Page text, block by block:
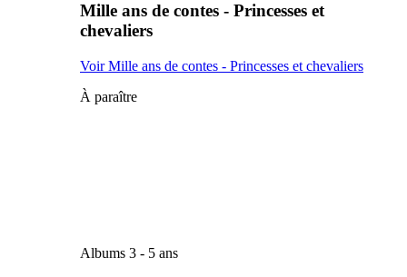
Mille ans de contes - Princesses et
chevaliers
Voir Mille ans de contes - Princesses et chevaliers
À paraître
Albums 3 - 5 ans